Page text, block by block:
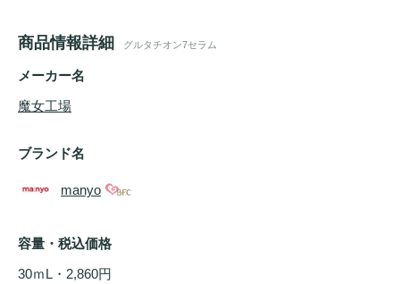
商品情報詳細 グルタチオン7セラム
メーカー名
魔女工場
ブランド名
manyo
容量・税込価格
30ｍL・2,860円